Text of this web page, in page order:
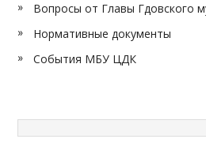
Вопросы от Главы Гдовского
Нормативные документы
События МБУ ЦДК